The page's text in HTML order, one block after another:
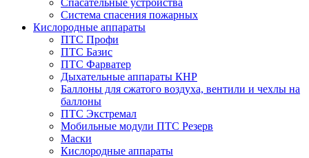
Спасательные устройства
Система спасения пожарных
Кислородные аппараты
ПТС Профи
ПТС Базис
ПТС Фарватер
Дыхательные аппараты КНР
Баллоны для сжатого воздуха, вентили и чехлы на
баллоны
ПТС Экстремал
Мобильные модули ПТС Резерв
Маски
Кислородные аппараты